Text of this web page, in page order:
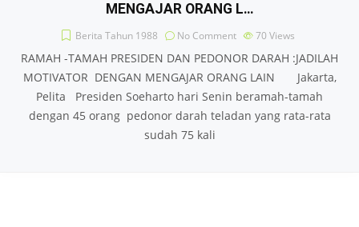
MENGAJAR ORANG L…
Berita Tahun 1988 No Comment 70 Views
RAMAH -TAMAH PRESIDEN DAN PEDONOR DARAH :JADILAH
MOTIVATOR DENGAN MENGAJAR ORANG LAIN Jakarta,
Pelita Presiden Soeharto hari Senin beramah-tamah
dengan 45 orang pedonor darah teladan yang rata-rata
sudah 75 kali